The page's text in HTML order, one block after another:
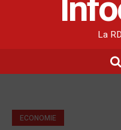
La
ECONOMIE